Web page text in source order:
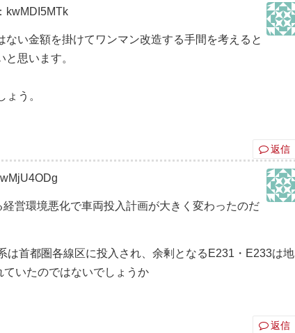
kwMDI5MTk
い金額を掛けてワンマン改造する手間を考えると
思います。
う。
返信
営環境悪化で車両投入計画が大きく変わったのだ
は首都圏各線区に投入され、余剰となるE231・E233は地
いたのではないでしょうか
返信